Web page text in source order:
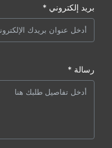
بريد إلكتروني *
رسالة *